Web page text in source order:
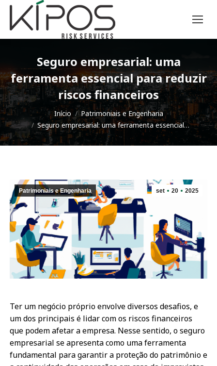
Seguro empresarial: uma
ferramenta essencial para reduzir
riscos financeiros
Você está aqui:
Início
Patrimoniais e Engenharia
Seguro empresarial: uma ferramenta essencial…
set 20 2025
Patrimoniais e Engenharia
Ter um negócio próprio envolve diversos desafios, e
um dos principais é lidar com os riscos financeiros
que podem afetar a empresa. Nesse sentido, o seguro
empresarial se apresenta como uma ferramenta
fundamental para garantir a proteção do patrimônio e